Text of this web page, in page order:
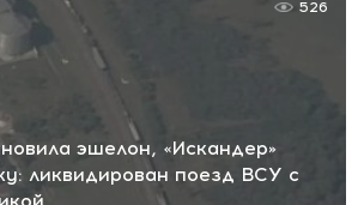
эшелон, «Искандер»
ликвидирован поезд ВСУ с
526